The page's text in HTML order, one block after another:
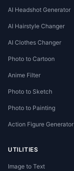
AI Headshot Generator
AI Hairstyle Changer
AI Clothes Changer
Photo to Cartoon
Anime Filter
Photo to Sketch
Photo to Painting
Action Figure Generator
UTILITIES
Image to Text